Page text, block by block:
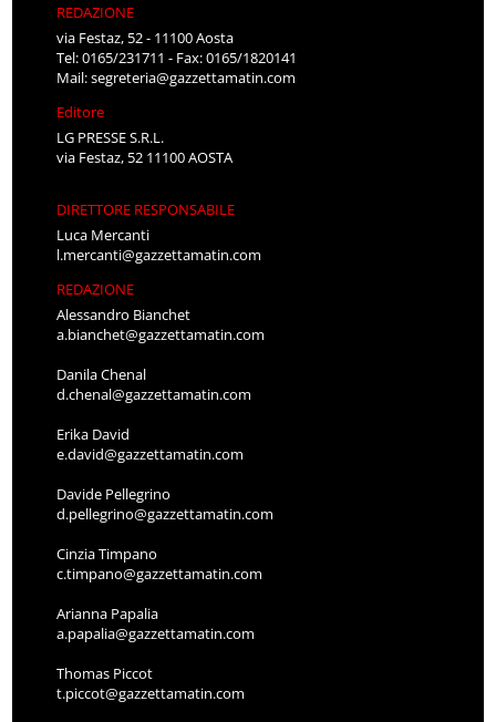
REDAZIONE
via Festaz, 52 - 11100 Aosta
Tel: 0165/231711 - Fax: 0165/1820141
Mail:segreteria@gazzettamatin.com
Editore
LG PRESSE S.R.L.
via Festaz, 52 11100 AOSTA
DIRETTORE RESPONSABILE
Luca Mercanti
l.mercanti@gazzettamatin.com
REDAZIONE
Alessandro Bianchet
a.bianchet@gazzettamatin.com
Danila Chenal
d.chenal@gazzettamatin.com
Erika David
e.david@gazzettamatin.com
Davide Pellegrino
d.pellegrino@gazzettamatin.com
Cinzia Timpano
c.timpano@gazzettamatin.com
Arianna Papalia
a.papalia@gazzettamatin.com
Thomas Piccot
t.piccot@gazzettamatin.com